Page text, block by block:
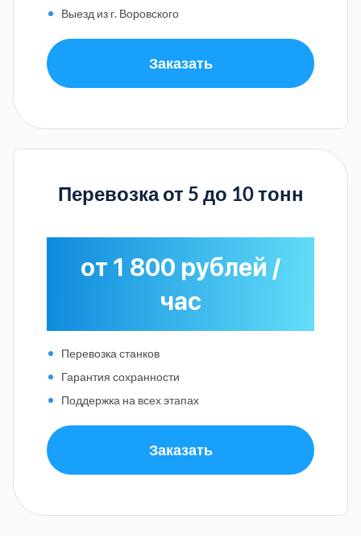
Выезд из г. Воровского
Заказать
Перевозка от 5 до 10 тонн
от 1 800 рублей /
час
Перевозка станков
Гарантия сохранности
Поддержка на всех этапах
Заказать